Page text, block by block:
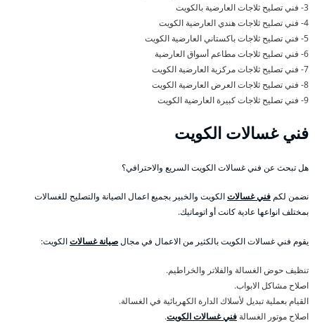
3- فني تصليح ثلاجات العارضية بالكويت
4- فني تصليح ثلاجات هندي العارضية الكويت
5- فني تصليح ثلاجات باكستاني العارضية الكويت
6- فني تصليح ثلاجات مطاعم أسواق العارضية
7- فني تصليح ثلاجات مركزية العارضية الكويت
8- فني تصليح ثلاجات العرض العارضية الكويت
9- فني تصليح ثلاجات كبيرة العارضية الكويت
فني غسالات الكويت
هل تبحث عن فني غسالات الكويت السريع والاحترافي؟
نضمن لكمفني غسالاتالكويت والخبير بجميع اعمال الصيانة والتصليح للغسالات
بمختلف انواعها عادية كانت أو اتوماتيك.
يقوم فني غسالات الكويت بالكثير من الاعمال في مجالصيانة غسالاتالكويت:
تنظيف حوض الغسالة والفلاتر والخراطيم.
اصلاح مشاكل الابواب.
القيام بعملية تبديل لأسلاك الدارة الكهربائية في الغسالة.
اصلاح موتور الغسالة فني غسالات الكويت.